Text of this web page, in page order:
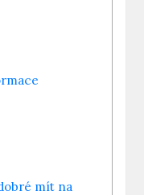
mít na